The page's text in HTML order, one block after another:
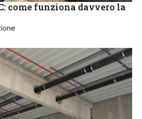
come funziona davvero la